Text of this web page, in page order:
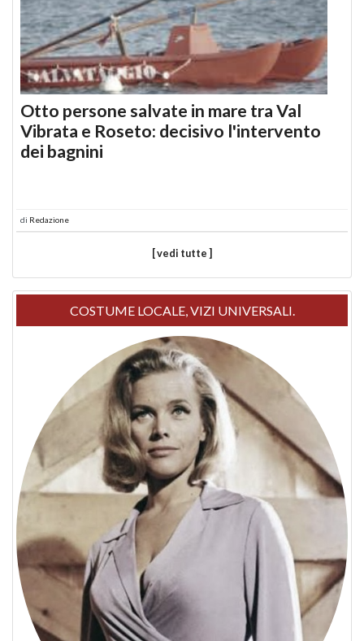
Otto persone salvate in mare tra Val
Vibrata e Roseto: decisivo l'intervento
dei bagnini
di Redazione
[ vedi tutte ]
COSTUME LOCALE, VIZI UNIVERSALI.